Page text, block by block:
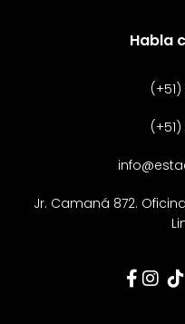
Habla
(+51)
(+51)
Jr. Camaná 872.